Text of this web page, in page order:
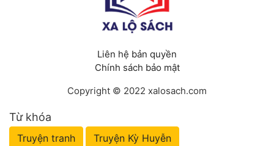
Liên hệ bản quyền
Chính sách bảo mật
Copyright © 2022 xalosach.com
Từ khóa
Truyện tranh Truyện Kỳ Huyễn